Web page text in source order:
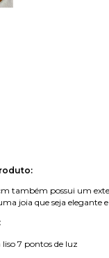
também possui um
joia que seja elegante
7 pontos de luz